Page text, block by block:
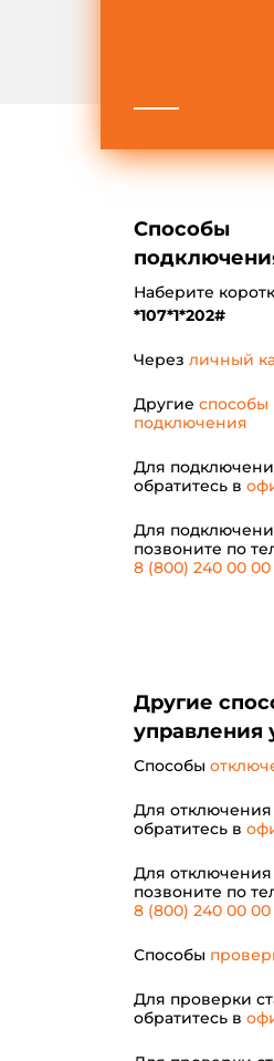
Способы
Наберите
*107*1*202#
Через личный
Другие способы
подключения
Для
обратитесь в
Для
позвоните по
8 (800) 240 00 00
Другие
управления
Способы
Для отключения
обратитесь в
Для отключения
позвоните по
8 (800) 240 00 00
Способы
Для проверки
обратитесь в